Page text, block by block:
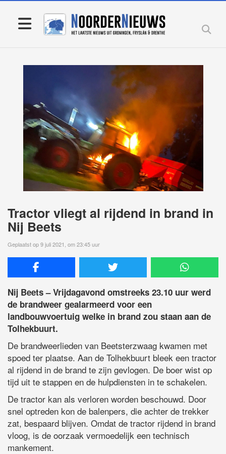
Tractor vliegt al rijdend in brand in
Nij Beets
Geplaatst op 9 juli 2021, om 23:45 uur
Nij Beets – Vrijdagavond omstreeks 23.10 uur werd
de brandweer gealarmeerd voor een
landbouwvoertuig welke in brand zou staan aan de
Tolhekbuurt.
De brandweerlieden van Beetsterzwaag kwamen met
spoed ter plaatse. Aan de Tolhekbuurt bleek een tractor
al rijdend in de brand te zijn gevlogen. De boer wist op
tijd uit te stappen en de hulpdiensten in te schakelen.
De tractor kan als verloren worden beschouwd. Door
snel optreden kon de balenpers, die achter de trekker
zat, bespaard blijven. Omdat de tractor rijdend in brand
vloog, is de oorzaak vermoedelijk een technisch
mankement.